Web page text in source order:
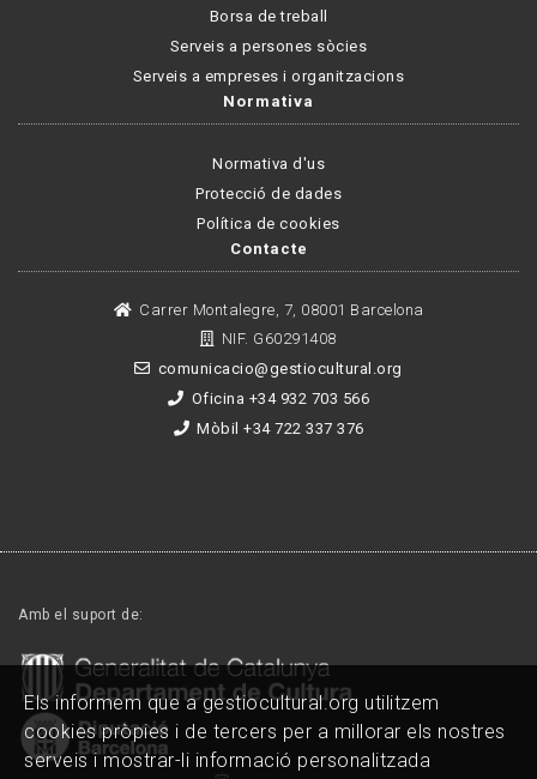
Borsa de treball
Serveis a persones sòcies
Serveis a empreses i organitzacions
Normativa
Normativa d'us
Protecció de dades
Política de cookies
Contacte
Carrer Montalegre, 7, 08001 Barcelona
NIF. G60291408
comunicacio@gestiocultural.org
Oficina +34 932 703 566
Mòbil +34 722 337 376
Amb el suport de:
Els informem que a gestiocultural.org utilitzem
cookies pròpies i de tercers per a millorar els nostres
serveis i mostrar-li informació personalitzada